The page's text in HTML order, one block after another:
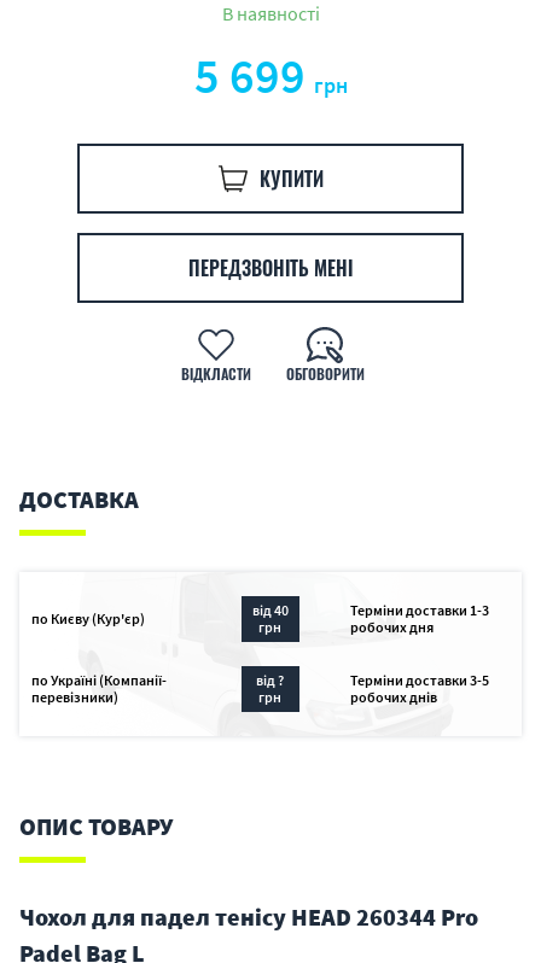
В наявності
5 699 грн
КУПИТИ
ПЕРЕДЗВОНІТЬ МЕНІ
ВІДКЛАСТИ ОБГОВОРИТИ
ДОСТАВКА
по Києву (Кур'єр)
від 40
грн
Терміни доставки 1-3
робочих дня
по Україні (Компанії-
перевізники)
від ?
грн
Терміни доставки 3-5
робочих днів
ОПИС ТОВАРУ
Чохол для падел тенісу HEAD 260344 Pro
Padel Bag L